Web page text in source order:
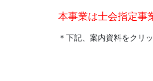
本事業は士会指定事
＊下記、案内資料をクリ